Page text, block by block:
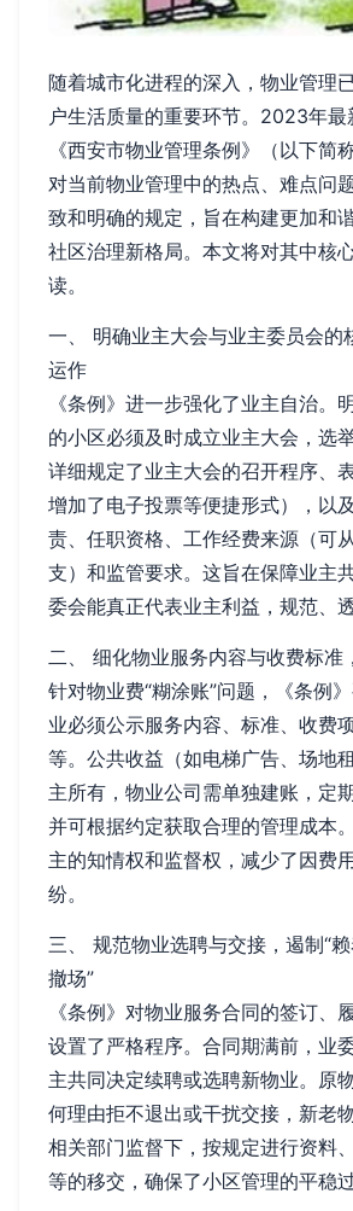
随着城市化进程的深入，物业管理
户生活质量的重要环节。2023年最
《西安市物业管理条例》（以下简
对当前物业管理中的热点、难点问
致和明确的规定，旨在构建更加和
社区治理新格局。本文将对其中核
读。
一、 明确业主大会与业主委员会的
运作
《条例》进一步强化了业主自治。
的小区必须及时成立业主大会，选
详细规定了业主大会的召开程序、
增加了电子投票等便捷形式），以
责、任职资格、工作经费来源（可
支）和监管要求。这旨在保障业主
委会能真正代表业主利益，规范、
二、 细化物业服务内容与收费标准
针对物业费“糊涂账”问题，《条例
业必须公示服务内容、标准、收费
等。公共收益（如电梯广告、场地
主所有，物业公司需单独建账，定
并可根据约定获取合理的管理成本
主的知情权和监督权，减少了因费
纷。
三、 规范物业选聘与交接，遏制“
撤场”
《条例》对物业服务合同的签订、
设置了严格程序。合同期满前，业
主共同决定续聘或选聘新物业。原
何理由拒不退出或干扰交接，新老
相关部门监督下，按规定进行资料
等的移交，确保了小区管理的平稳过